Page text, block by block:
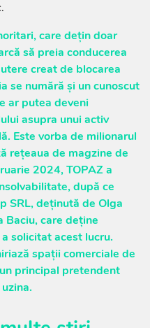
care dețin doar
să preia conducerea
creat de blocarea
se numără și un cunoscut
ar putea deveni
asupra unui activ
Este vorba de milionarul
rețeaua de magzine de
2024, TOPAZ a
după ce
SRL, deținută de Olga
Baciu, care deține
solicitat acest lucru.
spații comerciale de
principal pretendent